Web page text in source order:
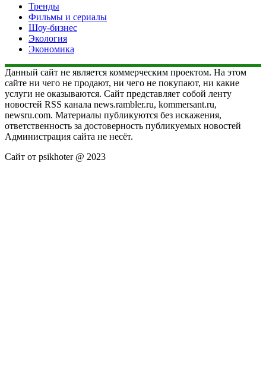
Тренды
Фильмы и сериалы
Шоу-бизнес
Экология
Экономика
Данный сайт не является коммерческим проектом. На этом
сайте ни чего не продают, ни чего не покупают, ни какие
услуги не оказываются. Сайт представляет собой ленту
новостей RSS канала news.rambler.ru, kommersant.ru,
newsru.com. Материалы публикуются без искажения,
ответственность за достоверность публикуемых новостей
Администрация сайта не несёт.
Сайт от psikhoter @ 2023